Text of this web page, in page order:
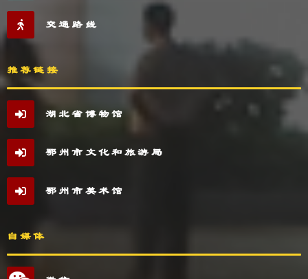
交通路线
推荐链接
湖北省博物馆
鄂州市文化和旅游局
鄂州市美术馆
自媒体